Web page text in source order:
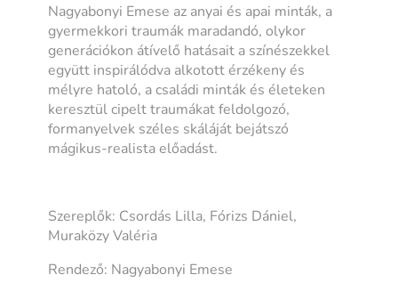
Nagyabonyi Emese az anyai és apai minták, a
gyermekkori traumák maradandó, olykor
generációkon átívelő hatásait a színészekkel
együtt inspirálódva alkotott érzékeny és
mélyre hatoló, a családi minták és életeken
keresztül cipelt traumákat feldolgozó,
formanyelvek széles skáláját bejátszó
mágikus-realista előadást.
Szereplők: Csordás Lilla, Fórizs Dániel,
Muraközy Valéria
Rendező: Nagyabonyi Emese